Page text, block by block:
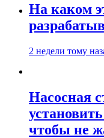
На каком
2 недели тому
Насосная
чтобы не